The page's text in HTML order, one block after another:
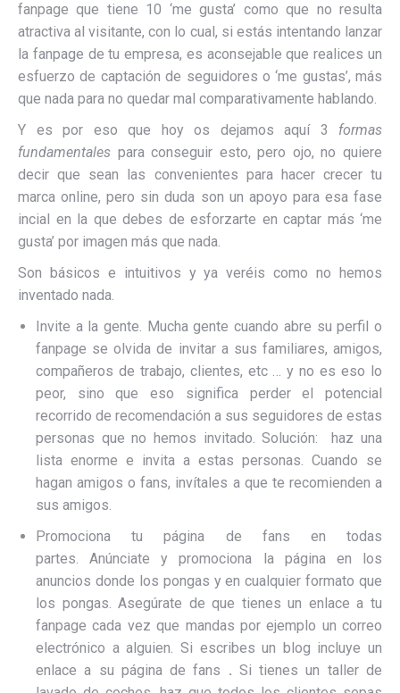
fanpage que tiene 10 ‘me gusta’ como que no resulta
atractiva al visitante, con lo cual, si estás intentando lanzar
la fanpage de tu empresa, es aconsejable que realices un
esfuerzo de captación de seguidores o ‘me gustas’, más
que nada para no quedar mal comparativamente hablando.
Y es por eso que hoy os dejamos aquí 3 formas
fundamentales para conseguir esto, pero ojo, no quiere
decir que sean las convenientes para hacer crecer tu
marca online, pero sin duda son un apoyo para esa fase
incial en la que debes de esforzarte en captar más ‘me
gusta’ por imagen más que nada.
Son básicos e intuitivos y ya veréis como no hemos
inventado nada.
Invite a la gente. Mucha gente cuando abre su perfil o
fanpage se olvida de invitar a sus familiares, amigos,
compañeros de trabajo, clientes, etc … y no es eso lo
peor, sino que eso significa perder el potencial
recorrido de recomendación a sus seguidores de estas
personas que no hemos invitado. Solución: haz una
lista enorme e invita a estas personas. Cuando se
hagan amigos o fans, invítales a que te recomienden a
sus amigos.
Promociona tu página de fans en todas
partes. Anúnciate y promociona la página en los
anuncios donde los pongas y en cualquier formato que
los pongas. Asegúrate de que tienes un enlace a tu
fanpage cada vez que mandas por ejemplo un correo
electrónico a alguien. Si escribes un blog incluye un
enlace a su página de fans . Si tienes un taller de